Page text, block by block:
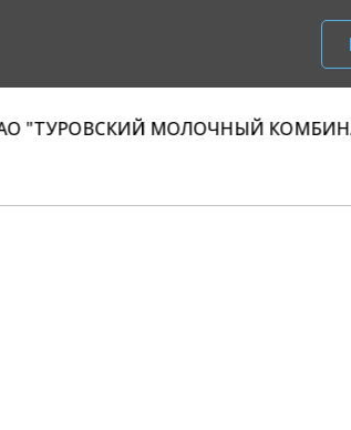
4% ОАО "ТУРОВСКИЙ